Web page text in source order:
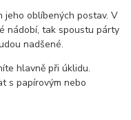
jeho oblíbených postav. V
nádobí, tak spoustu párty
nadšené.
hlavně při úklidu.
s papírovým nebo